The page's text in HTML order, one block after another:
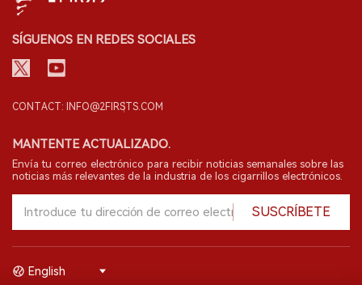
SÍGUENOS EN REDES SOCIALES
CONTACT: INFO@2FIRSTS.COM
MANTENTE ACTUALIZADO.
Envía tu correo electrónico para recibir noticias semanales sobre las
noticias más relevantes de la industria de los cigarrillos electrónicos.
SUSCRÍBETE
English